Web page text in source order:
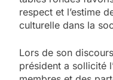
respect et l’estime
culturelle dans la
Lors de son
président a sollicité